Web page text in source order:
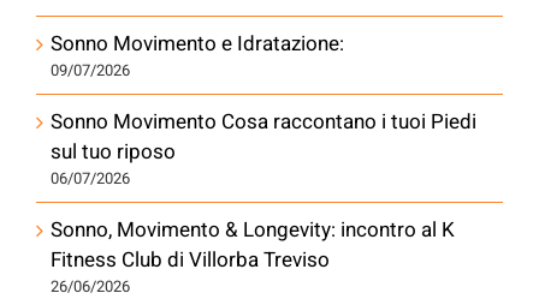
Sonno Movimento e Idratazione:
09/07/2026
Sonno Movimento Cosa raccontano i tuoi Piedi
sul tuo riposo
06/07/2026
Sonno, Movimento & Longevity: incontro al K
Fitness Club di Villorba Treviso
26/06/2026